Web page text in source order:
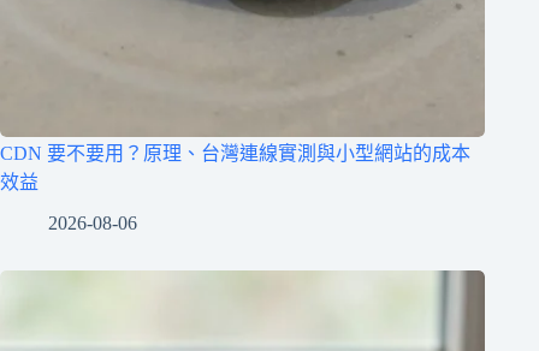
CDN 要不要用？原理、台灣連線實測與小型網站的成本
效益
2026-08-06